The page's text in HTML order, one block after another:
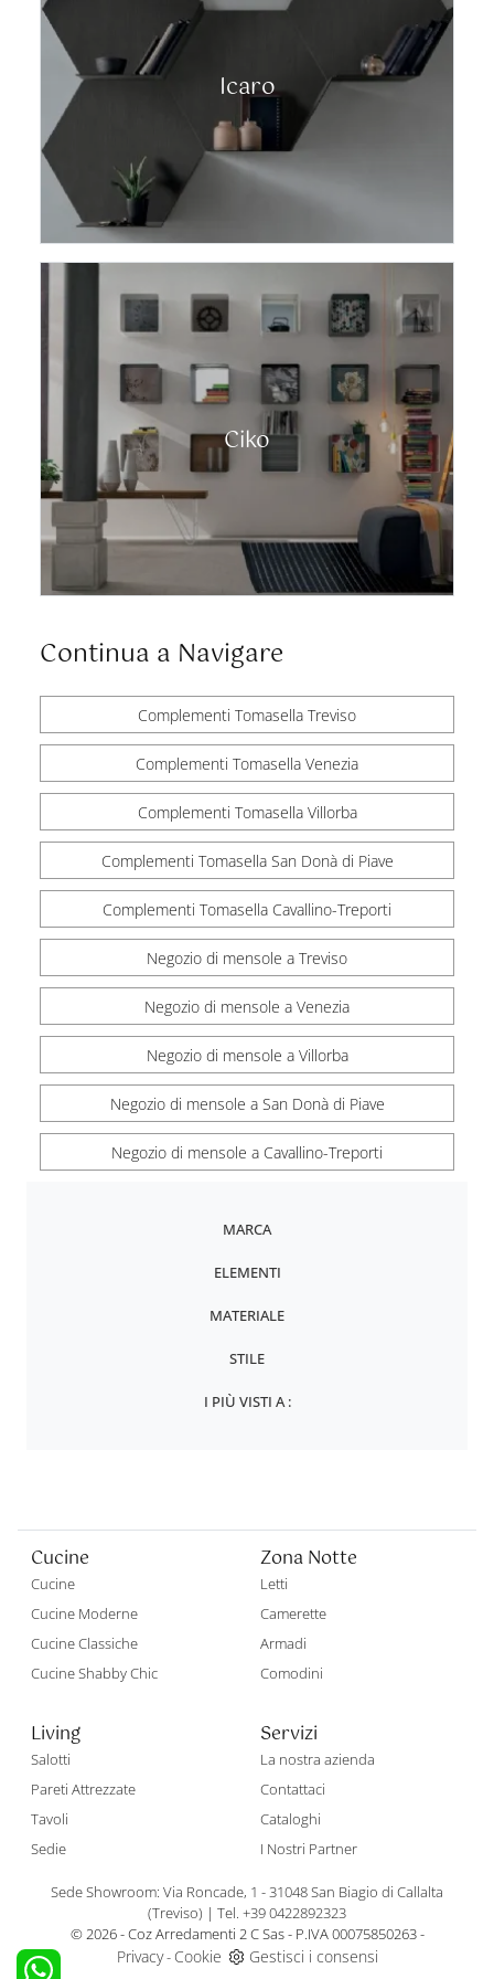
Icaro
Ciko
Continua a Navigare
Complementi Tomasella Treviso
Complementi Tomasella Venezia
Complementi Tomasella Villorba
Complementi Tomasella San Donà di Piave
Complementi Tomasella Cavallino-Treporti
Negozio di mensole a Treviso
Negozio di mensole a Venezia
Negozio di mensole a Villorba
Negozio di mensole a San Donà di Piave
Negozio di mensole a Cavallino-Treporti
MARCA
ELEMENTI
MATERIALE
STILE
I PIÙ VISTI A :
Cucine
Cucine
Cucine Moderne
Cucine Classiche
Cucine Shabby Chic
Zona Notte
Letti
Camerette
Armadi
Comodini
Living
Salotti
Pareti Attrezzate
Tavoli
Sedie
Servizi
La nostra azienda
Contattaci
Cataloghi
I Nostri Partner
Sede Showroom: Via Roncade, 1 - 31048 San Biagio di Callalta
(Treviso) | Tel. +39 0422892323
© 2026 - Coz Arredamenti 2 C Sas - P.IVA 00075850263 -
Privacy- Cookie Gestisci i consensi